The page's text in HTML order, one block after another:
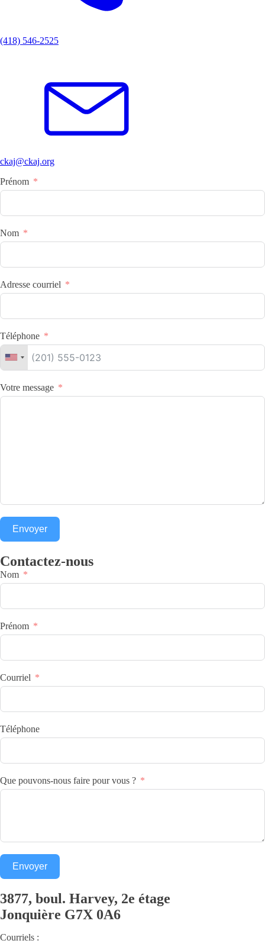
(418) 546-2525
ckaj@ckaj.org
Prénom
Nom
Adresse courriel
Téléphone
Votre message
Envoyer
Contactez-nous
Nom
Prénom
Courriel
Téléphone
Que pouvons-nous faire pour vous ?
Envoyer
3877, boul. Harvey, 2e étage
Jonquière G7X 0A6
Courriels :